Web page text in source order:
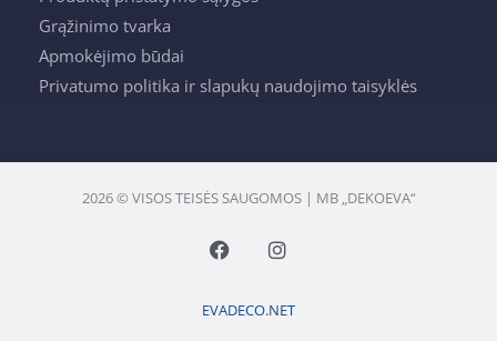
Grąžinimo tvarka
Apmokėjimo būdai
Privatumo politika ir slapukų naudojimo taisyklės
2026 © VISOS TEISĖS SAUGOMOS | MB „DEKOEVA“
F
a
e
I
n
t
EVADECO.NET